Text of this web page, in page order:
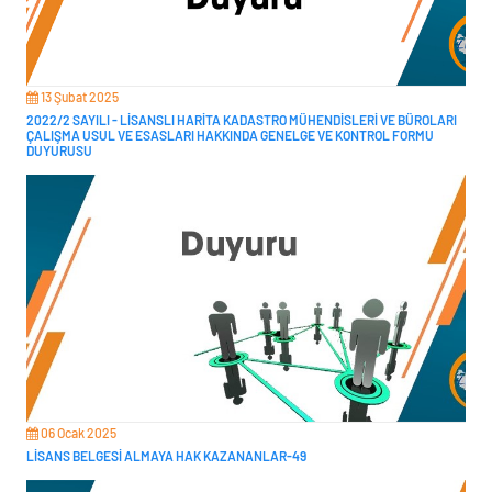
13 Şubat 2025
2022/2 SAYILI - LİSANSLI HARİTA KADASTRO MÜHENDİSLERİ VE BÜROLARI
ÇALIŞMA USUL VE ESASLARI HAKKINDA GENELGE VE KONTROL FORMU
DUYURUSU
06 Ocak 2025
LİSANS BELGESİ ALMAYA HAK KAZANANLAR-49